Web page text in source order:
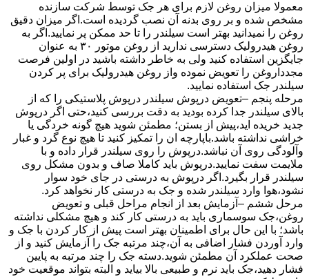
معمولا میزان روغن لازم برای هر جک توسط شرکت سازنده
مشخص شده و بر روی بدنه آن نصب گردیده است.اگر میزان دقیق
روغن را نمیدانید بهتر است سیلندر را تا حد ممکن پر نمایید.اگر به
روغن هیدرولیک دسترسی ندارید از روغن موتور ۳۰ به عنوان
جایگزین استفاده کنید ولی به خاطر داشته باشید در اولین فرصت
مجدداروغن را تعویض نموده واز روغن هیدرولیک برای پر کردن
سیلندر جک استفاده نمایید.
مرحله پنجم –تعویض درپوش سیلندر درپوش پلاستیکی را که از
بالای سیلندر جدا کرده بودید به دقت بررسی کنید،حتی اگر درپوش
جدید خریده اید،پیش از بستن؛ مطمئن شوید هیچ گونه خردگی یا
خراشی نداشته باشد.باپارچه ان را تمکیز کنید تا هیچ نوع گرد و غبار
وآلودگی روی آن نباشد.درپوش را روی سیلندر قرار داده و با
ملایمت سفت نمایید.درپوش باید کاملا صاف و بدون مشکل روی
سیلندر قرار بگیرد.اگر درپوش به درستی در جای خود سوار
نشود،هوا وارد سیلندر شده و جک به درستی کار نخواهد کرد.
مرحل ششم –آزمایش بعد از انجام مراحل قبلی و تعویض
روغن،جک سوسماری باید به درستی کار کند و هیچ مشکلی نداشته
باشد؛ با این حال برای اطمینان بهتر است پیش از کار کردن با جک و
وارد آوردن فشار اضافی به آن،چند مرتبه جک را آزمایش کنید و از
صحت عملکرد آن مطمئن شوید.دسته جک را چند مرتبه به پایین
فشار دهید،جک باید نرم و طبیعی بالا بیاید و البته بتواند موقعیت خود